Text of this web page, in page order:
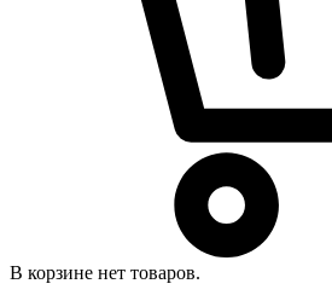
В корзине нет товаров.